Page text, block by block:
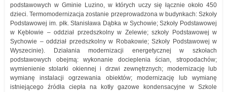
podstawowych w Gminie Luzino, w których uczy się łącznie około 450
dzieci. Termomodernizacja zostanie przeprowadzona w budynkach: Szkoły
Podstawowej im. płk. Stanisława Dąbka w Sychowie; Szkoły Podstawowej
w Kębłowie – oddział przedszkolny w Zelewie; szkoły Podstawowej w
Sychowie – oddział przedszkolny w Robakowie; Szkoły Podstawowej w
Wyszecinie). Działania modernizacji energetycznej w szkołach
podstawowych obejmą: wykonanie docieplenia ścian, stropodachów;
wymienienie stolarki okiennej i drzwi zewnętrznych; modernizację lub
wymianę instalacji ogrzewania obiektów; modernizację lub wymianę
istniejącego źródła ciepła na kotły gazowe kondensacyjne w Szkole